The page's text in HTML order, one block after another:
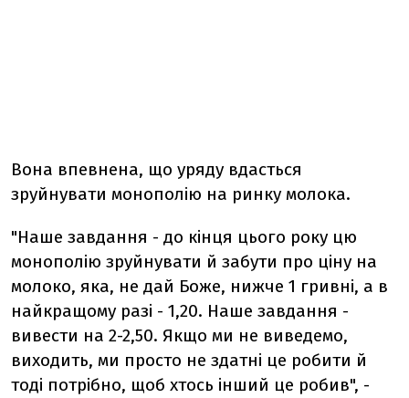
Вона впевнена, що уряду вдасться
зруйнувати монополію на ринку молока.
"Наше завдання - до кінця цього року цю
монополію зруйнувати й забути про ціну на
молоко, яка, не дай Боже, нижче 1 гривні, а в
найкращому разі - 1,20. Наше завдання -
вивести на 2-2,50. Якщо ми не виведемо,
виходить, ми просто не здатні це робити й
тоді потрібно, щоб хтось інший це робив", -